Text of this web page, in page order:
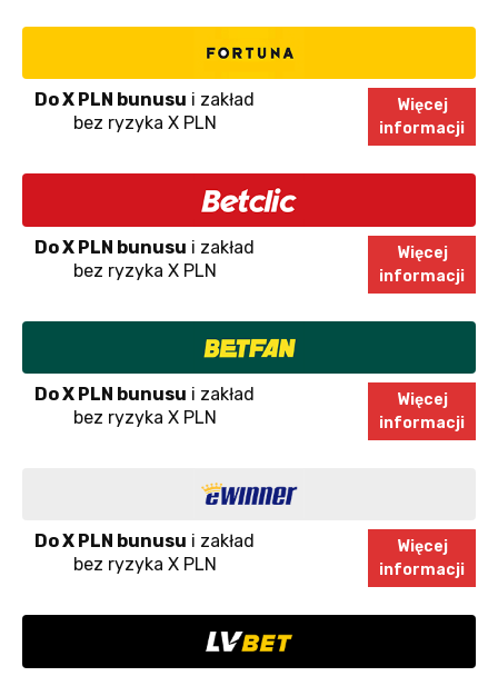
Do X PLN bunusu i zakład
bez ryzyka X PLN
Więcej
informacji
Do X PLN bunusu i zakład
bez ryzyka X PLN
Więcej
informacji
Do X PLN bunusu i zakład
bez ryzyka X PLN
Więcej
informacji
Do X PLN bunusu i zakład
bez ryzyka X PLN
Więcej
informacji